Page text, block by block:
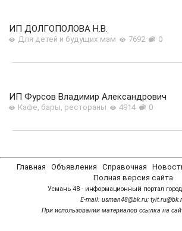
ИП ДОЛГОПОЛОВА Н.В.
Для детей и будущих мам 7692 0
ИП Фурсов Владимир Александрович
Кафе, бары, рестораны 4914 0
Главная Объявления Справочная
Полная версия сайта
Усмань 48 - информационный портал
Е-mail: usman48@bk.ru;
При использовании материалов ссылка на